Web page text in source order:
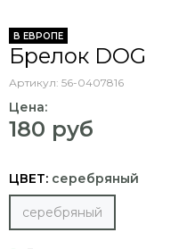
В ЕВРОПЕ
Брелок DOG
Артикул: 56-0407816
Цена:
180 руб
ЦВЕТ: серебряный
серебряный